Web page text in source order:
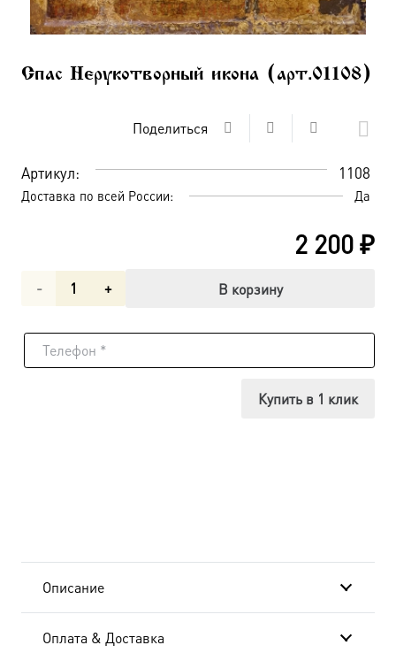
Спас Нерукотворный икона (арт.01108)
Поделиться
Артикул: 1108
Доставка по всей России: Да
2 200₽
Количество
Спас
В корзину
Купить в 1 клик
Описание
Оплата & Доставка